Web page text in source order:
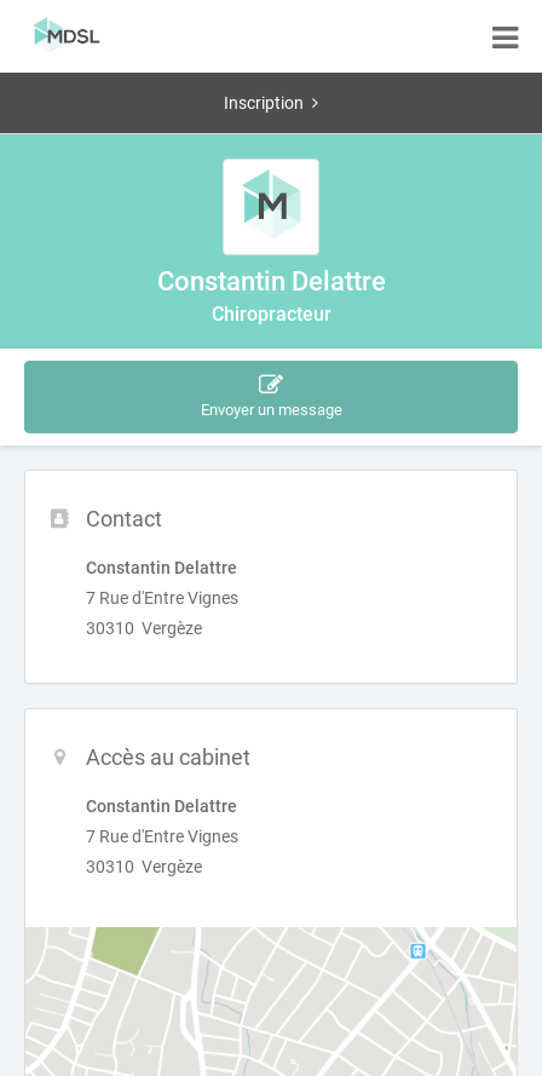
Inscription
Constantin Delattre
Chiropracteur
Envoyer un message
Contact
Constantin Delattre
7 Rue d'Entre Vignes
30310 Vergèze
Accès au cabinet
Constantin Delattre
7 Rue d'Entre Vignes
30310 Vergèze